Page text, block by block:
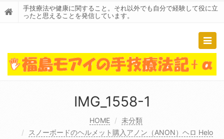
手技療法や健康に関すること。それ以外でも自分で経験して役に立
ったと思えることを発信しています。
IMG_1558-1
HOME
未分類
スノーボードのヘルメット購入アノン（ANON）ヘロ Helo